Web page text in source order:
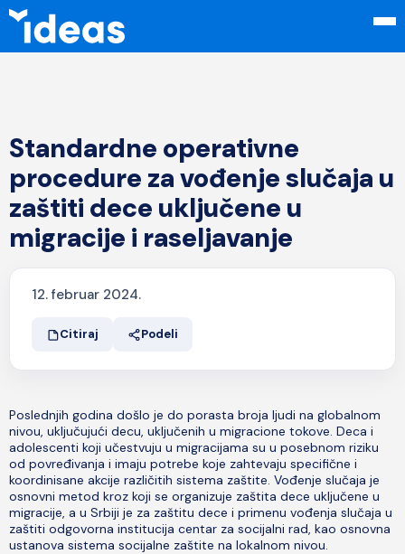
Standardne operativne
procedure za vođenje slučaja u
zaštiti dece uključene u
migracije i raseljavanje
12. februar 2024.
Citiraj Podeli
Poslednjih godina došlo je do porasta broja ljudi na globalnom
nivou, uključujući decu, uključenih u migracione tokove. Deca i
adolescenti koji učestvuju u migracijama su u posebnom riziku
od povređivanja i imaju potrebe koje zahtevaju specifične i
koordinisane akcije različitih sistema zaštite. Vođenje slučaja je
osnovni metod kroz koji se organizuje zaštita dece uključene u
migracije, a u Srbiji je za zaštitu dece i primenu vođenja slučaja u
zaštiti odgovorna institucija centar za socijalni rad, kao osnovna
ustanova sistema socijalne zaštite na lokalnom nivou.